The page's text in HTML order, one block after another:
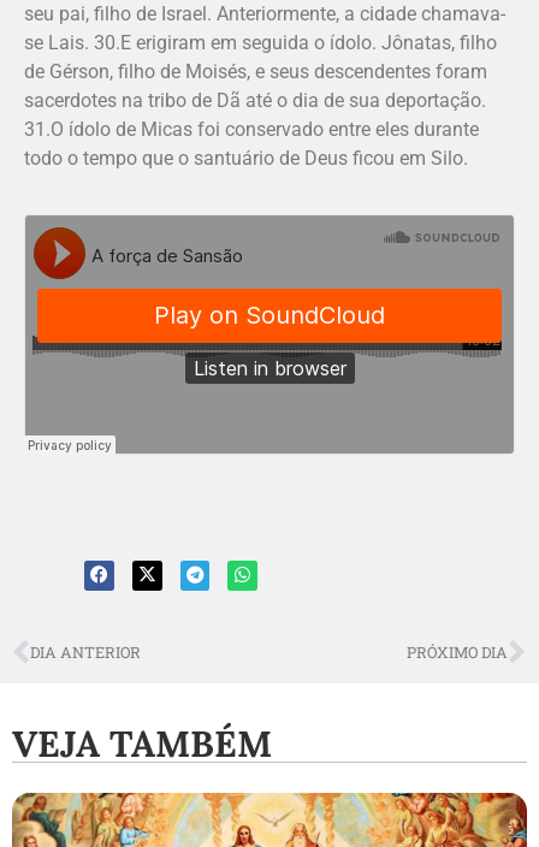
seu pai, filho de Israel. Anteriormente, a cidade chamava-
se Lais. 30.E erigiram em seguida o ídolo. Jônatas, filho
de Gérson, filho de Moisés, e seus descendentes foram
sacerdotes na tribo de Dã até o dia de sua deportação.
31.O ídolo de Micas foi conservado entre eles durante
todo o tempo que o santuário de Deus ficou em Silo.
DIA ANTERIOR PRÓXIMO DIA
VEJA TAMBÉM